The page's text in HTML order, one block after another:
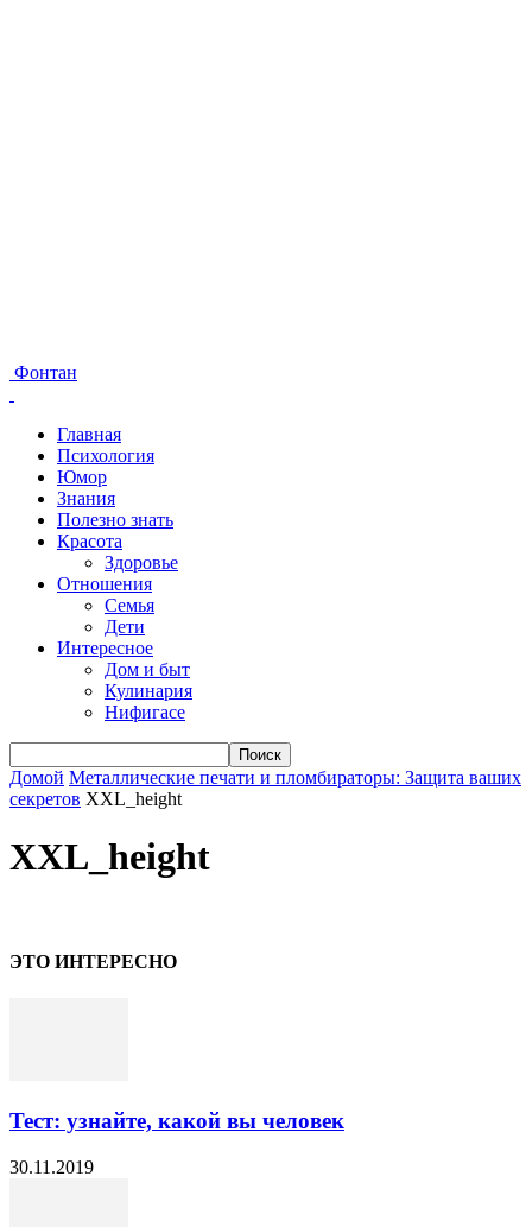
Фонтан
Главная
Психология
Юмор
Знания
Полезно знать
Красота
Здоровье
Отношения
Семья
Дети
Интересное
Дом и быт
Кулинария
Нифигасе
Домой Металлические печати и пломбираторы: Защита ваших
секретов XXL_height
XXL_height
ЭТО ИНТЕРЕСНО
Тест: узнайте, какой вы человек
30.11.2019